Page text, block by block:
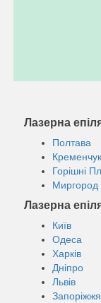
Лазерна
Полтава
Кременчук
Горішні
Миргород
Лазерна
Київ
Одеса
Харків
Дніпро
Львів
Запоріжжя